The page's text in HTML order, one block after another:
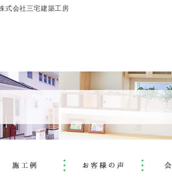
式会社三宅建築工房